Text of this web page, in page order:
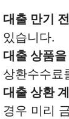
대출 만기
있습니다.
대출 상품을
상환수수료
대출 상환
경우 미리